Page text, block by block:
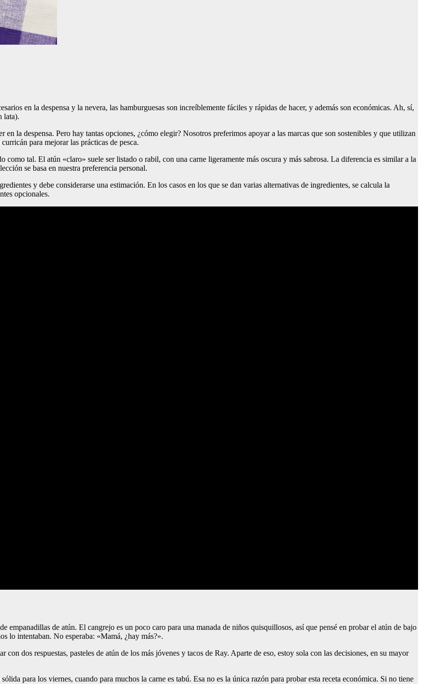
en la despensa y la nevera, las hamburguesas son increíblemente fáciles y rápidas de hacer, y además son económicas. Ah, sí,
lata).
la despensa. Pero hay tantas opciones, ¿cómo elegir? Nosotros preferimos apoyar a las marcas que son sostenibles y que utilizan
para mejorar las prácticas de pesca.
tal. El atún «claro» suele ser listado o rabil, con una carne ligeramente más oscura y más sabrosa. La diferencia es similar a la
se basa en nuestra preferencia personal.
y debe considerarse una estimación. En los casos en los que se dan varias alternativas de ingredientes, se calcula la
opcionales.
empanadillas de atún. El cangrejo es un poco caro para una manada de niños quisquillosos, así que pensé en probar el atún de bajo
lo intentaban. No esperaba: «Mamá, ¿hay más?».
dos respuestas, pasteles de atún de los más jóvenes y tacos de Ray. Aparte de eso, estoy sola con las decisiones, en su mayor
para los viernes, cuando para muchos la carne es tabú. Esa no es la única razón para probar esta receta económica. Si no tiene